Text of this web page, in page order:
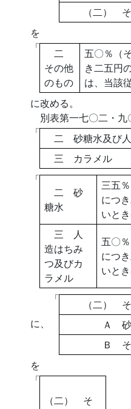
（二） そ
を
「
二
その他
のもの
五〇％（
き二五円
は、当該
に改める。
別表第一七〇二・九
「
二 砂糖水及び人
三 カラメル
「
二 砂
糖水
三五
につ
いと
三 人
造はちみ
つ及びカ
ラメル
五〇
につ
いと
に、
「
（二） そ
Ａ 砂糖
Ｂ その
を
「
（二） そ